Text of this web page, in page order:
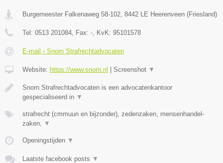
Burgemeester Falkenaweg 58-102, 8442 LE Heerenveen (Friesland)
Tel: 0513 201084, Fax: -, KvK: 95101578
E-mail › Snorn Strafrechtadvocaten
Website: https://www.snorn.nl Screenshot ▼
Snorn Strafrechtadvocaten is een advocatenkantoor
gespecialiseerd in ▼
strafrecht (cmmuun en bijzonder), zedenzaken, mensenhandel-
zaken, ▼
Openingstijden ▼
Laatste facebook posts ▼